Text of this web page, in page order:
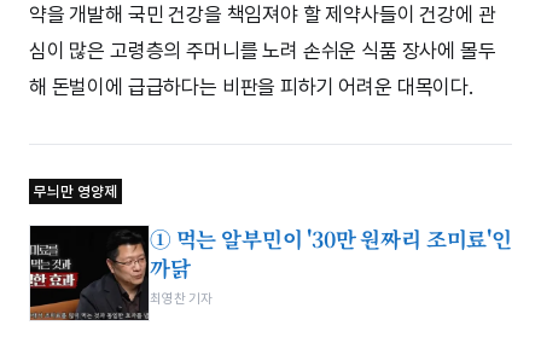
약을 개발해 국민 건강을 책임져야 할 제약사들이 건강에 관
심이 많은 고령층의 주머니를 노려 손쉬운 식품 장사에 몰두
해 돈벌이에 급급하다는 비판을 피하기 어려운 대목이다.
무늬만 영양제
① 먹는 알부민이 '30만 원짜리 조미료'인
까닭
최영찬 기자